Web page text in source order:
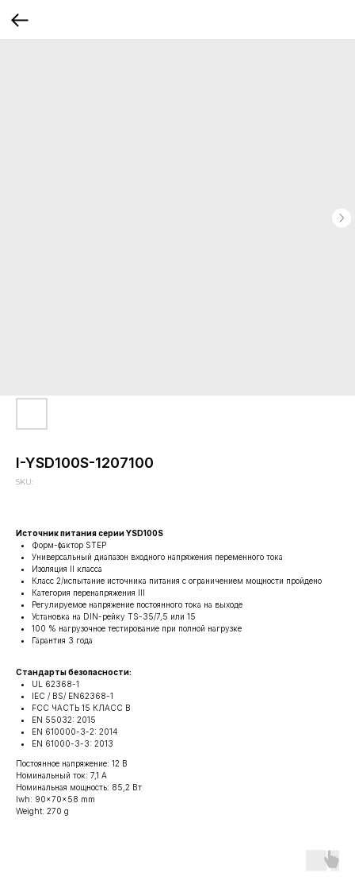
I-YSD100S-1207100
SKU:
Источник питания серии YSD100S
Форм-фактор STEP
Универсальный диапазон входного напряжения переменного тока
Изоляция II класса
Класс 2/испытание источника питания с ограничением мощности пройдено
Категория перенапряжения III
Регулируемое напряжение постоянного тока на выходе
Установка на DIN-рейку TS-35/7,5 или 15
100 % нагрузочное тестирование при полной нагрузке
Гарантия 3 года
Стандарты безопасности:
UL 62368-1
IEC / BS/ EN62368-1
FCC ЧАСТЬ 15 КЛАСС В
EN 55032: 2015
EN 610000-3-2: 2014
EN 61000-3-3: 2013
Постоянное напряжение: 12 В
Номинальный ток: 7,1 А
Номинальная мощность: 85,2 Вт
lwh: 90x70x58 mm
Weight: 270 g